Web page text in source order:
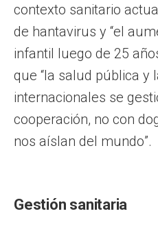
contexto sanitario
de hantavirus y “el
infantil luego de 25
que “la salud pública y
internacionales se
cooperación, no con
nos aíslan del mundo”.
Gestión sanitaria